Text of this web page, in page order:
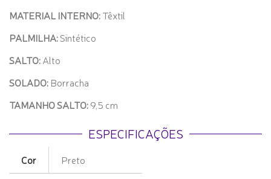
MATERIAL INTERNO:Têxtil
PALMILHA:Sintético
SALTO:Alto
SOLADO: Borracha
TAMANHO SALTO:9,5 cm
ESPECIFICAÇÕES
Cor Preto